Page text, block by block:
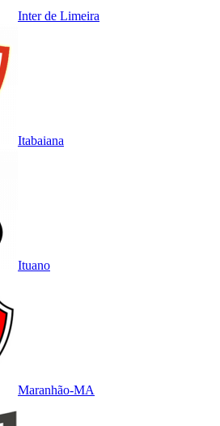
Inter de Limeira
Itabaiana
Ituano
Maranhão-MA